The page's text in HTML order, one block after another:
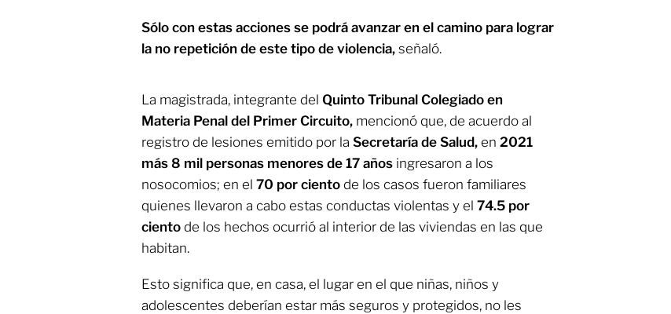
Sólo con estas acciones se podrá avanzar en el camino para lograr
la no repetición de este tipo de violencia, señaló.
La magistrada, integrante del Quinto Tribunal Colegiado en
Materia Penal del Primer Circuito, mencionó que, de acuerdo al
registro de lesiones emitido por la Secretaría de Salud, en 2021
más 8 mil personas menores de 17 años ingresaron a los
nosocomios; en el 70 por ciento de los casos fueron familiares
quienes llevaron a cabo estas conductas violentas y el 74.5 por
ciento de los hechos ocurrió al interior de las viviendas en las que
habitan.
Esto significa que, en casa, el lugar en el que niñas, niños y
adolescentes deberían estar más seguros y protegidos, no les